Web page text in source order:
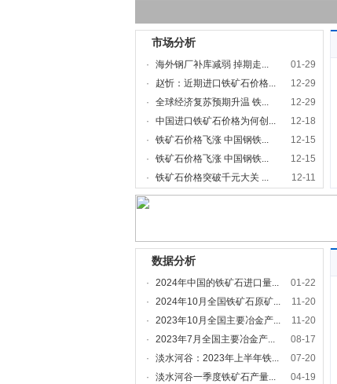
市场分析
· 海外钢厂补库减弱 掉期走...
01-29
·
赵忻：近期进口铁矿石价格...
12-29
·
全球经济复苏预期升温 铁...
12-29
·
中国进口铁矿石价格为何创...
12-18
·
铁矿石价格飞涨 中国钢铁...
12-15
·
铁矿石价格飞涨 中国钢铁...
12-15
·
铁矿石价格突破千元大关 ... 12-11
数据分析
· 2024年中国的铁矿石进口量...
01-22
·
2024年10月全国铁矿石原矿...
11-20
·
2023年10月全国主要冶金产...
11-20
·
2023年7月全国主要冶金产...
08-17
·
淡水河谷：2023年上半年铁...
07-20
·
淡水河谷一季度铁矿石产量...
04-19